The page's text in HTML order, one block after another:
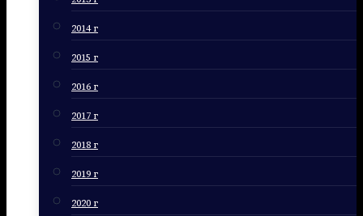
2014 г
2015 г
2016 г
2017 г
2018 г
2019 г
2020 г